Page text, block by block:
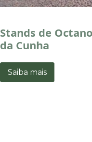
Stands de
da Cunha
Saiba mais